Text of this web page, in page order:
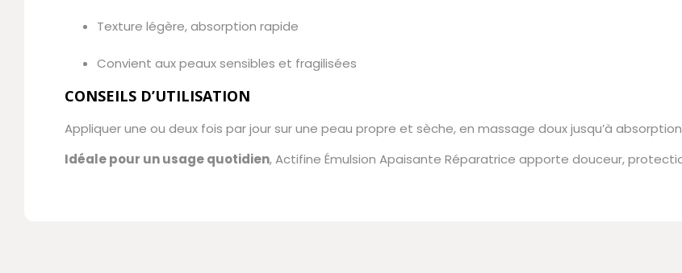
Texture légère, absorption rapide
Convient aux peaux sensibles et fragilisées
CONSEILS D’UTILISATION
Appliquer une ou deux fois par jour sur une peau propre et sèche, en massage doux jusqu’à
Idéale pour un usage quotidien, Actifine Émulsion Apaisante Réparatrice apporte douceur,